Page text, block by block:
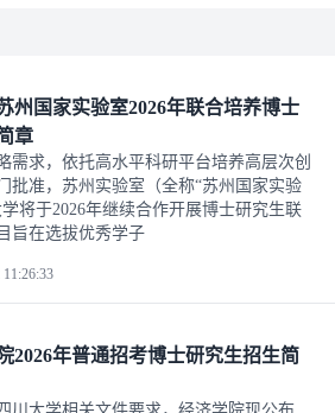
州国家实验室2026年联合培养博士
章
需求，依托高水平科研平台培养高层次创
批准，苏州实验室（全称“苏州国家实验
将于2026年继续合作开展博士研究生联
旨在选拔优秀学子
2026年普通招考博士研究生招生简